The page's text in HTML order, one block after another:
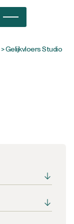
>Gelijkvloers Studio